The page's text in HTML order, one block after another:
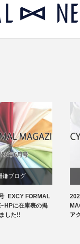
鎌ブログ
_EXCY FORMAL
に在庫表の掲
した!!
ア